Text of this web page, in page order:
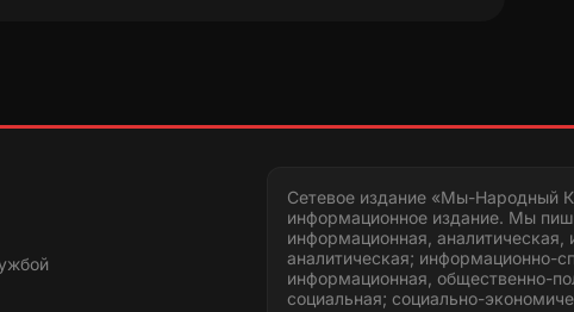
Сетевое издание «Мы-Народный
информационное издание. Мы
информационная,
аналитическая; информационно-
информационная, общественно-
социальная; социально-